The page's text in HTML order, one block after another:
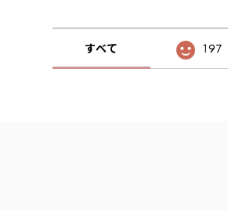
すべて 197